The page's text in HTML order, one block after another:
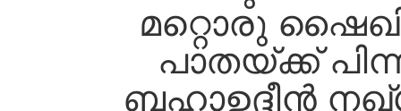
മറ്റൊരു
പാതയ്ക്ക്‌
ബഹാഉദ്ദീന്‍